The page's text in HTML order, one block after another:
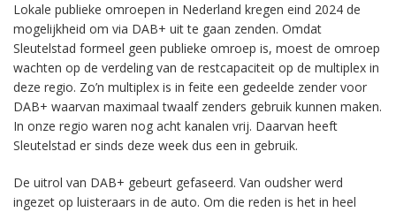
Lokale publieke omroepen in Nederland kregen eind 2024 de
mogelijkheid om via DAB+ uit te gaan zenden. Omdat
Sleutelstad formeel geen publieke omroep is, moest de omroep
wachten op de verdeling van de restcapaciteit op de multiplex in
deze regio. Zo’n multiplex is in feite een gedeelde zender voor
DAB+ waarvan maximaal twaalf zenders gebruik kunnen maken.
In onze regio waren nog acht kanalen vrij. Daarvan heeft
Sleutelstad er sinds deze week dus een in gebruik.
De uitrol van DAB+ gebeurt gefaseerd. Van oudsher werd
ingezet op luisteraars in de auto. Om die reden is het in heel